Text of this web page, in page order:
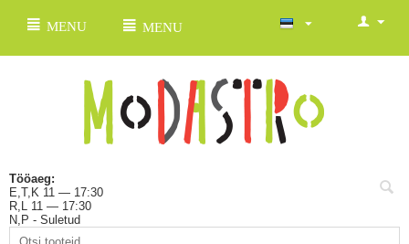
MENU MENU
Tööaeg:
E,T,K 11 — 17:30
R,L 11 — 17:30
N,P - Suletud